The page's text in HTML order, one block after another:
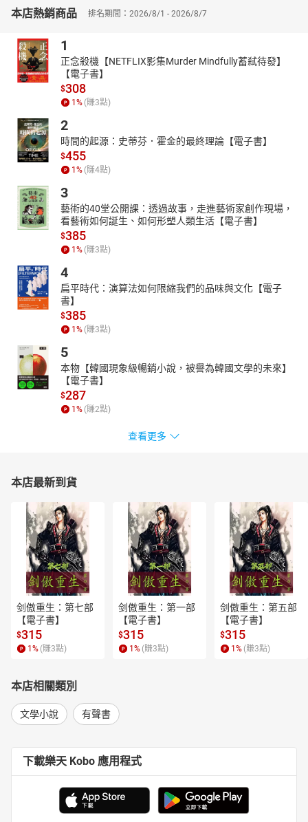
這些散布在歷史當中的一億具屍體，不過就是想像中的一縷煙罷
然而，在那縷沒有重量的輕煙裡，卻閃現著為生存而奮戰最根本的
理由！
＝作者簡介＝
菸不離手、笑看人世、洞悉人性、擁抱荒謬的性格大師
一九一三年生於北非阿爾及利亞，一九六○年於法國車禍驟逝。一九
五七年諾貝爾文學獎得主，與沙特並稱為二十世紀法國文壇雙璧。
文學上為存在主義大師，哲學上提出荒謬論，政治上曾先後投入共
著有《鼠疫》《異鄉人》、《快樂的死》等多部作品。
＝譯者簡介＝
美國南伊利諾大學法文系畢業，現為自由譯者。譯著包括《外遇不
用翻譯》、《事發的十九分鐘》、《龍紋身的女孩》、《玩火的女
孩》、《催眠》、《資身記者化身底層階級180天》、《龍紋身的女
孩：最終解密》、《毒物》等數十冊。
＝朗讀者簡介＝
聲音表演者
為電影、遊戲、動畫配音擔任領班
目前為甜耳朵讀劇社創社人，偉憶數位科技經理
聲音作品有《妖怪手錶》、《熊熊遇見你》、《音速小子》等。"
鼠疫 書籍簡介
鼠疫 第一部之一
鼠疫 第一部之二
鼠疫 第二部之一
鼠疫 第二部之二
鼠疫 第二部之三
鼠疫 第三部之一
鼠疫 第四部之一
鼠疫 第四部之二
鼠疫 第四部之三
鼠疫 第五部之二
本店熱銷商品 排名期間：2026/8/1 - 2026/8/7
1
正念殺機【NETFLIX影集Murder Mindfully蓄弒待發】
【電子書】
$308
1 % (賺3點)
2
時間的起源：史蒂芬．霍金的最終理論【電子書】
$455
1 % (賺4點)
3
藝術的40堂公開課：透過故事，走進藝術家創作現場，
看藝術如何誕生、如何形塑人類生活【電子書】
$385
1 % (賺3點)
4
扁平時代：演算法如何限縮我們的品味與文化【電子
書】
$385
1 % (賺3點)
5
本物【韓國現象級暢銷小說，被譽為韓國文學的未來】
【電子書】
$287
1 % (賺2點)
查看更多
本店最新到貨
剑傲重生：第七部
【電子書】
$315
1 % (賺3點)
剑傲重生：第一部
【電子書】
$315
1 % (賺3點)
剑傲重生：第五部
【電子書】
$315
1 % (賺3點)
本店相關類別
文學小說 有聲書
下載樂天 Kobo 應用程式